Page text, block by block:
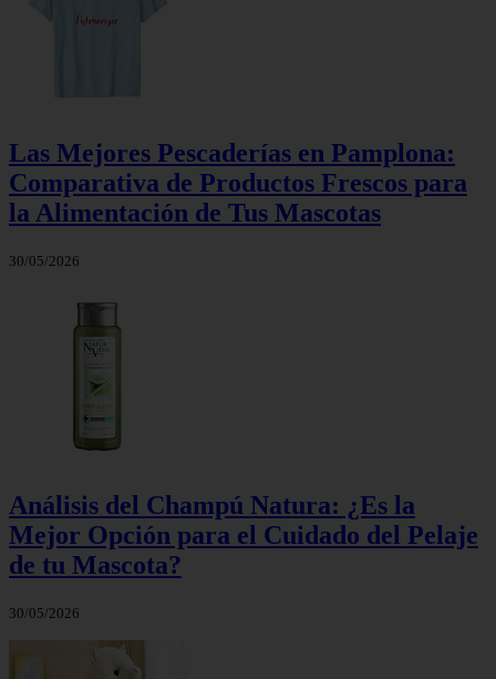
Las Mejores Pescaderías en Pamplona:
Comparativa de Productos Frescos para
la Alimentación de Tus Mascotas
30/05/2026
Análisis del Champú Natura: ¿Es la
Mejor Opción para el Cuidado del Pelaje
de tu Mascota?
30/05/2026